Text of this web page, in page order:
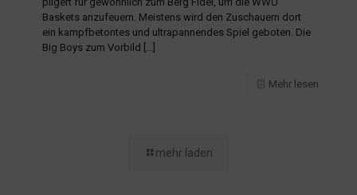
Baskets anzufeuern. Meistens wird den Zuschauern dort
ein kampfbetontes und ultrapannendes Spiel geboten. Die
Big Boys zum Vorbild
Mehr lesen
mehr laden